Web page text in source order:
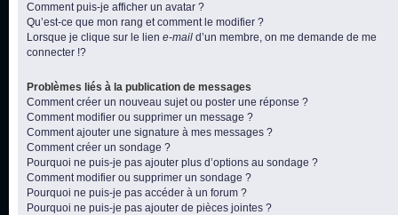
Comment puis-je afficher un avatar ?
Qu’est-ce que mon rang et comment le modifier ?
Lorsque je clique sur le lien e-mail d’un membre, on me demande de me
connecter !?
Problèmes liés à la publication de messages
Comment créer un nouveau sujet ou poster une réponse ?
Comment modifier ou supprimer un message ?
Comment ajouter une signature à mes messages ?
Comment créer un sondage ?
Pourquoi ne puis-je pas ajouter plus d’options au sondage ?
Comment modifier ou supprimer un sondage ?
Pourquoi ne puis-je pas accéder à un forum ?
Pourquoi ne puis-je pas ajouter de pièces jointes ?